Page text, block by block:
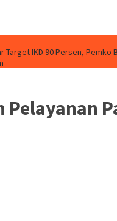
Target IKD 90 Persen, Pemko